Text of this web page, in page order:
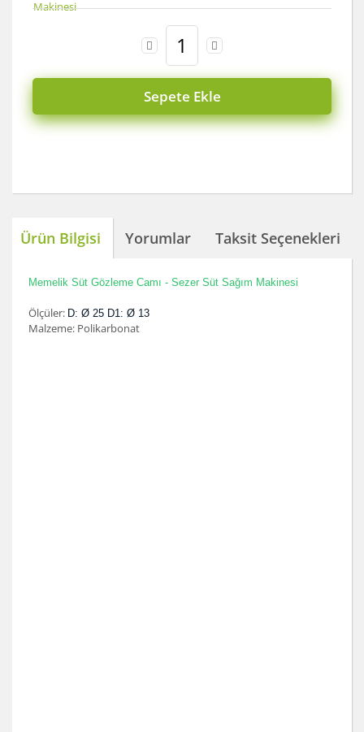
Sepete Ekle
Ürün Bilgisi Yorumlar Taksit Seçenekleri
Memelik Süt Gözleme Camı - Sezer Süt Sağım Makinesi
Ölçüler: D: Ø 25 D1: Ø 13
Malzeme: Polikarbonat